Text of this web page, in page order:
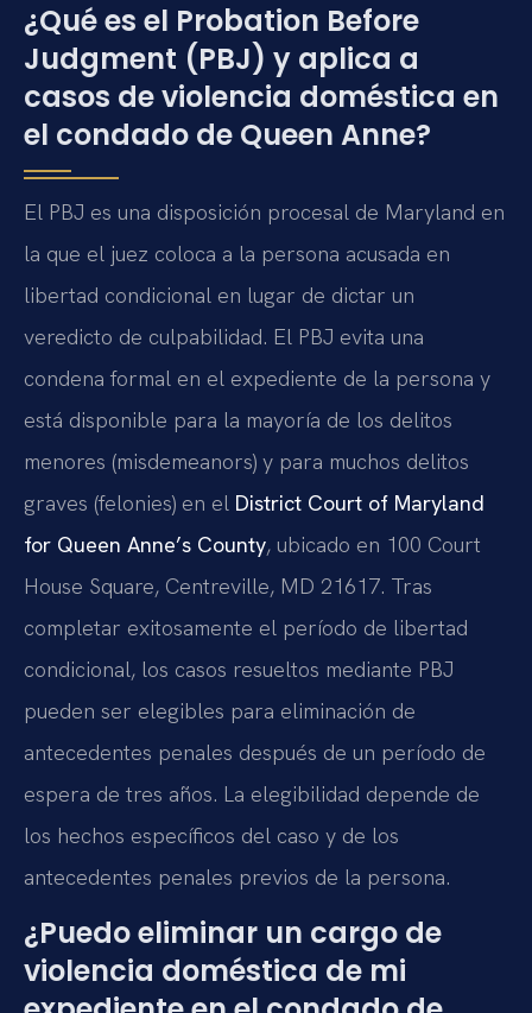
¿Qué es el Probation Before
Judgment (PBJ) y aplica a
casos de violencia doméstica en
el condado de Queen Anne?
El PBJ es una disposición procesal de Maryland en
la que el juez coloca a la persona acusada en
libertad condicional en lugar de dictar un
veredicto de culpabilidad. El PBJ evita una
condena formal en el expediente de la persona y
está disponible para la mayoría de los delitos
menores (misdemeanors) y para muchos delitos
graves (felonies) en el District Court of Maryland
for Queen Anne’s County, ubicado en 100 Court
House Square, Centreville, MD 21617. Tras
completar exitosamente el período de libertad
condicional, los casos resueltos mediante PBJ
pueden ser elegibles para eliminación de
antecedentes penales después de un período de
espera de tres años. La elegibilidad depende de
los hechos específicos del caso y de los
antecedentes penales previos de la persona.
¿Puedo eliminar un cargo de
violencia doméstica de mi